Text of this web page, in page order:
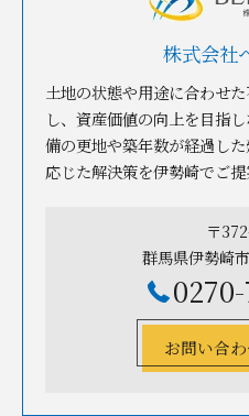
株式会社
土地の状態や用途に合わせ
し、資産価値の向上を目指
備の更地や築年数が経過し
応じた解決策を伊勢崎でご提
〒
群馬県伊勢崎
お問い合